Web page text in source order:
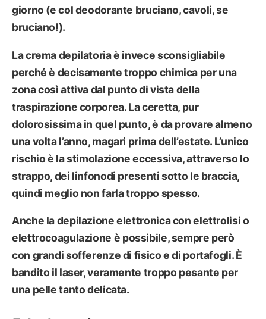
giorno (e col deodorante bruciano, cavoli, se
bruciano!).
La crema depilatoria è invece sconsigliabile
perché è decisamente troppo chimica per una
zona così attiva dal punto di vista della
traspirazione corporea. Laceretta, pur
dolorosissima in quel punto, è da provare almeno
una volta l’anno, magari prima dell’estate. L’unico
rischio è la stimolazione eccessiva, attraverso lo
strappo, dei linfonodi presenti sotto le braccia,
quindi meglio non farla troppo spesso.
Anche la depilazione elettronica conelettrolisi o
elettrocoagulazione è possibile, sempre però
con grandi sofferenze di fisico e di portafogli. È
bandito il laser, veramente troppo pesante per
una pelle tanto delicata.